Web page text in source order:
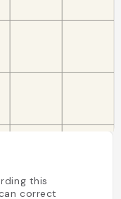
this
correct